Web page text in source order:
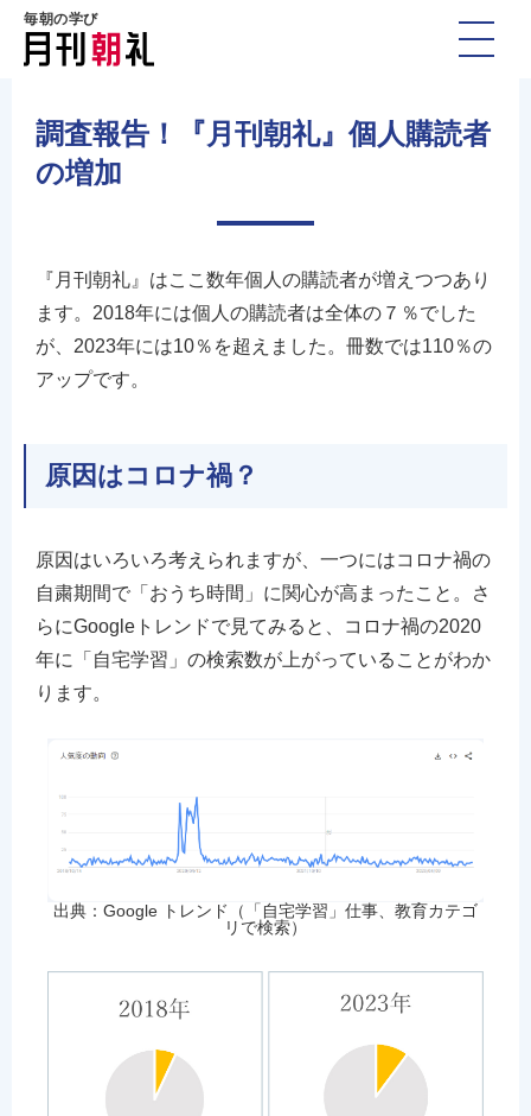
毎朝の学び
調査報告！『月刊朝礼』個人購読者
の増加
『月刊朝礼』はここ数年個人の購読者が増えつつあり
ます。2018年には個人の購読者は全体の７％でした
が、2023年には10％を超えました。冊数では110％の
アップです。
原因はコロナ禍？
原因はいろいろ考えられますが、一つにはコロナ禍の
自粛期間で「おうち時間」に関心が高まったこと。さ
らにGoogleトレンドで見てみると、コロナ禍の2020
年に「自宅学習」の検索数が上がっていることがわか
ります。
出典：Google トレンド（「自宅学習」仕事、教育カテゴ
リで検索）